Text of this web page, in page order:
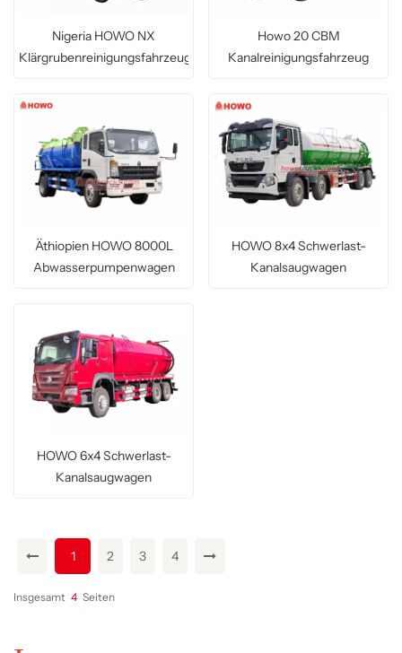
Nigeria HOWO NX
Klärgrubenreinigungsfahrzeug
Howo 20 CBM
Kanalreinigungsfahrzeug
Äthiopien HOWO 8000L
Abwasserpumpenwagen
HOWO 8x4 Schwerlast-
Kanalsaugwagen
HOWO 6x4 Schwerlast-
Kanalsaugwagen
1 2 3 4
Insgesamt 4 Seiten